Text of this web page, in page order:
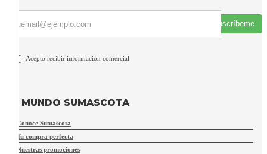
Suscríbeme
Acepto recibir información comercial
MUNDO SUMASCOTA
Conoce Sumascota
Tu compra perfecta
Nuestras promociones